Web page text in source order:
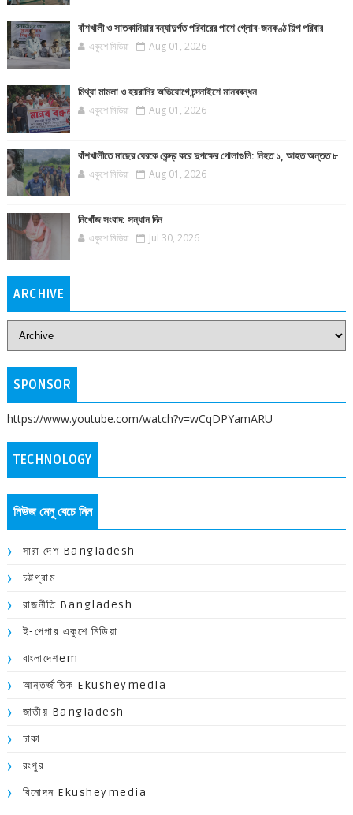
বাঁশখালী ও সাতকানিয়ার বন্যাদুর্গত পরিবারের পাশে গ্লোব-জনকণ্ঠ শিল্প পরিবার
একুশে মিডিয়া Aug 01, 2026
মিথ্যা মামলা ও হয়রানির অভিযোগে চন্দনাইশে মানববন্ধন
একুশে মিডিয়া Aug 01, 2026
বাঁশখালীতে মাছের ঘেরকে কেন্দ্র করে দুপক্ষের গোলাগুলি: নিহত ১, আহত অন্তত ৮
একুশে মিডিয়া Aug 01, 2026
নিখোঁজ সংবাদ: সন্ধান দিন
একুশে মিডিয়া Jul 30, 2026
ARCHIVE
SPONSOR
https://www.youtube.com/watch?v=wCqDPYamARU
TECHNOLOGY
নিউজ মেনু বেচে নিন
সারা দেশ Bangladesh
চট্টগ্রাম
রাজনীতি Bangladesh
ই-পেপার একুশে মিডিয়া
বাংলাদেশem
আন্তর্জাতিক Ekusheymedia
জাতীয় Bangladesh
ঢাকা
রংপুর
বিনোদন Ekusheymedia